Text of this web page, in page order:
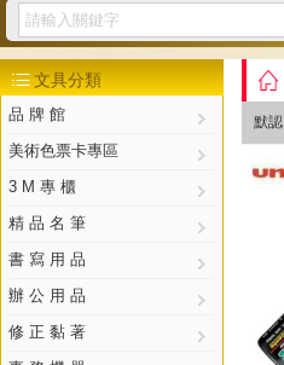
幫助中心
文具分類
品 牌 館
美術色票卡專區
3 M 專 櫃
精 品 名 筆
書 寫 用 品
辦 公 用 品
修 正 黏 著

默認